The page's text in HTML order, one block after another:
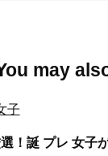
may
！誕 プレ 女子